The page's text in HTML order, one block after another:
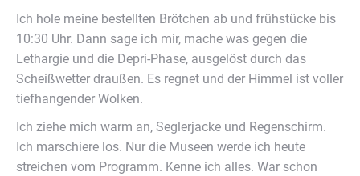
Ich hole meine bestellten Brötchen ab und frühstücke bis
10:30 Uhr. Dann sage ich mir, mache was gegen die
Lethargie und die Depri-Phase, ausgelöst durch das
Scheißwetter draußen. Es regnet und der Himmel ist voller
tiefhangender Wolken.
Ich ziehe mich warm an, Seglerjacke und Regenschirm.
Ich marschiere los. Nur die Museen werde ich heute
streichen vom Programm. Kenne ich alles. War schon